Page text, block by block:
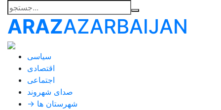
ARAZAZARBAIJAN
سیاسی
اقتصادی
اجتماعی
صدای شهروند
→ شهرستان ها